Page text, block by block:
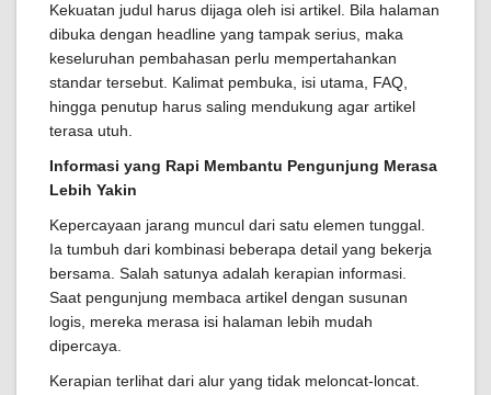
Kekuatan judul harus dijaga oleh isi artikel. Bila halaman
dibuka dengan headline yang tampak serius, maka
keseluruhan pembahasan perlu mempertahankan
standar tersebut. Kalimat pembuka, isi utama, FAQ,
hingga penutup harus saling mendukung agar artikel
terasa utuh.
Informasi yang Rapi Membantu Pengunjung Merasa
Lebih Yakin
Kepercayaan jarang muncul dari satu elemen tunggal.
Ia tumbuh dari kombinasi beberapa detail yang bekerja
bersama. Salah satunya adalah kerapian informasi.
Saat pengunjung membaca artikel dengan susunan
logis, mereka merasa isi halaman lebih mudah
dipercaya.
Kerapian terlihat dari alur yang tidak meloncat-loncat.